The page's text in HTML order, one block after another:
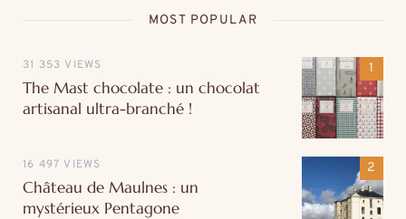
MOST POPULAR
31 353 VIEWS
The Mast chocolate : un chocolat
artisanal ultra-branché !
16 497 VIEWS
Château de Maulnes : un
mystérieux Pentagone